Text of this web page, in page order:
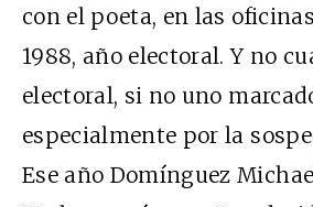
con el poeta, en las
1988, año electoral. Y no
electoral, si no uno
especialmente por la
Ese año Domínguez